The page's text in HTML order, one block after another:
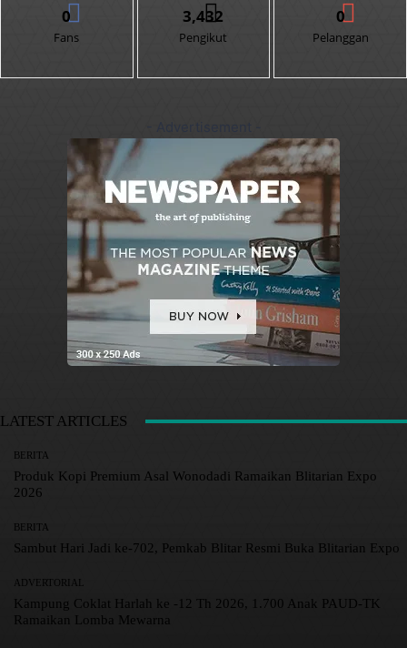
0
Fans
3,432
Pengikut
0
Pelanggan
LATEST ARTICLES
BERITA
Produk Kopi Premium Asal Wonodadi Ramaikan Blitarian Expo
2026
BERITA
Sambut Hari Jadi ke-702, Pemkab Blitar Resmi Buka Blitarian Expo
ADVERTORIAL
Kampung Coklat Harlah ke -12 Th 2026, 1.700 Anak PAUD-TK
Ramaikan Lomba Mewarna